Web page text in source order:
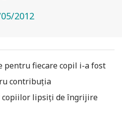
2012
fiecare copil i-a fost
contribuţia
lipsiţi de îngrijire